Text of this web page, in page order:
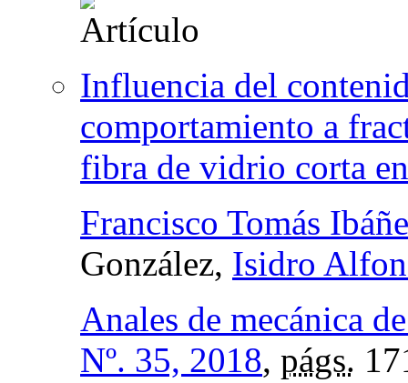
Influencia del
comportamiento a
fibra de vidrio corta
Francisco Tomás
González, Isidro
Anales de mecánica
Nº. 35, 2018, págs.